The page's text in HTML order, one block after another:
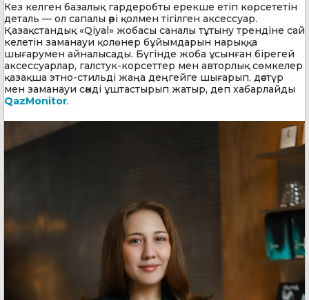
Кез келген базалық гардеробты ерекше етіп көрсететін
деталь — ол сапалы әрі қолмен тігілген аксессуар.
Қазақстандық «Qiyal» жобасы саналы тұтыну трендіне сай
келетін заманауи қолөнер бұйымдарын нарыққа
шығарумен айналысады. Бүгінде жоба ұсынған бірегей
аксессуарлар, галстук-корсеттер мен авторлық сөмкелер
қазақша этно-стильді жаңа деңгейге шығарып, дәстүр
мен заманауи сәнді ұштастырып жатыр, деп хабарлайды
QazMonitor.